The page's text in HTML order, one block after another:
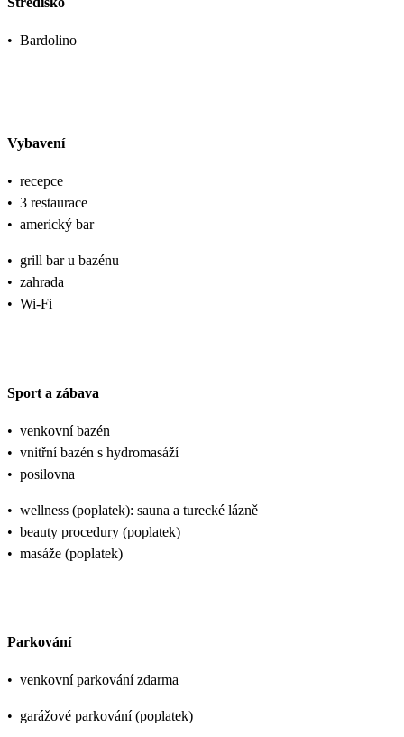
• Bardolino
Vybavení
• recepce
• 3 restaurace
• americký bar
• grill bar u bazénu
• zahrada
• Wi-Fi
Sport a zábava
• venkovní bazén
• vnitřní bazén s hydromasáží
• posilovna
• wellness (poplatek): sauna a turecké lázně
• beauty procedury (poplatek)
• masáže (poplatek)
Parkování
• venkovní parkování zdarma
• garážové parkování (poplatek)